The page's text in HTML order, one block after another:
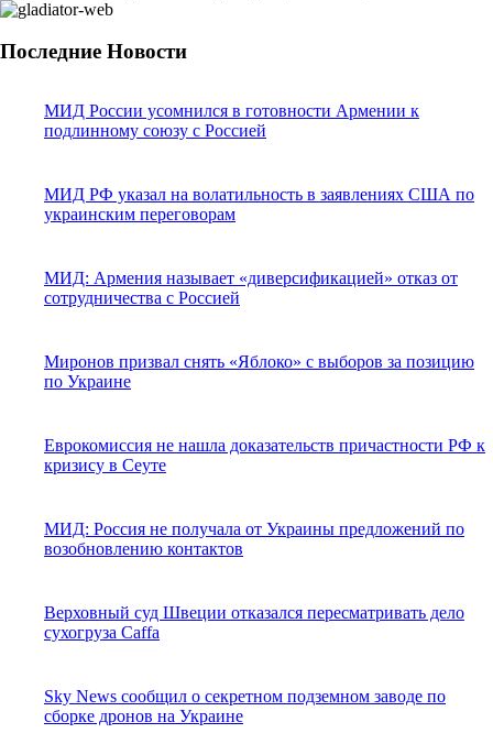
Последние Новости
МИД России усомнился в готовности Армении к
подлинному союзу с Россией
МИД РФ указал на волатильность в заявлениях США по
украинским переговорам
МИД: Армения называет «диверсификацией» отказ от
сотрудничества с Россией
Миронов призвал снять «Яблоко» с выборов за позицию
по Украине
Еврокомиссия не нашла доказательств причастности РФ к
кризису в Сеуте
МИД: Россия не получала от Украины предложений по
возобновлению контактов
Верховный суд Швеции отказался пересматривать дело
сухогруза Caffa
Sky News сообщил о секретном подземном заводе по
сборке дронов на Украине